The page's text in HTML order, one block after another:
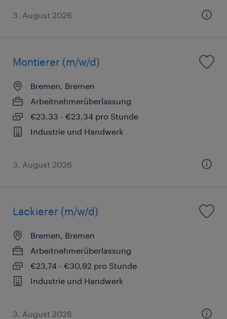
3. August 2026
Montierer (m/w/d)
Bremen, Bremen
Arbeitnehmerüberlassung
€23,33 - €23,34 pro Stunde
Industrie und Handwerk
3. August 2026
Lackierer (m/w/d)
Bremen, Bremen
Arbeitnehmerüberlassung
€23,74 - €30,92 pro Stunde
Industrie und Handwerk
3. August 2026